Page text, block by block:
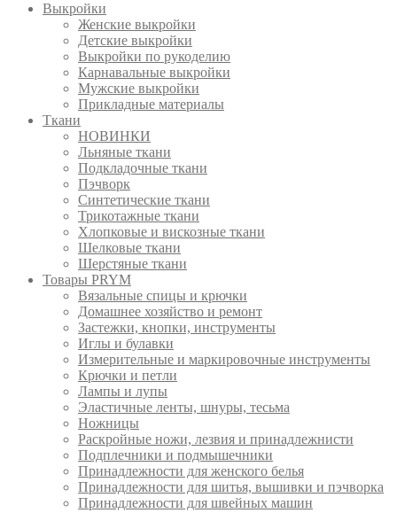
Выкройки
Женские выкройки
Детские выкройки
Выкройки по рукоделию
Карнавальные выкройки
Мужские выкройки
Прикладные материалы
Ткани
НОВИНКИ
Льняные ткани
Подкладочные ткани
Пэчворк
Синтетические ткани
Трикотажные ткани
Хлопковые и вискозные ткани
Шелковые ткани
Шерстяные ткани
Товары PRYM
Вязальные спицы и крючки
Домашнее хозяйство и ремонт
Застежки, кнопки, инструменты
Иглы и булавки
Измерительные и маркировочные инструменты
Крючки и петли
Лампы и лупы
Эластичные ленты, шнуры, тесьма
Ножницы
Раскройные ножи, лезвия и принадлежнисти
Подплечники и подмышечники
Принадлежности для женского белья
Принадлежности для шитья, вышивки и пэчворка
Принадлежности для швейных машин